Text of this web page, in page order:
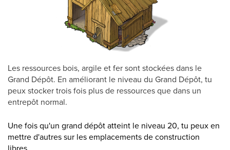
Les ressources bois, argile et fer sont stockées dans le
Grand Dépôt. En améliorant le niveau du Grand Dépôt, tu
peux stocker trois fois plus de ressources que dans un
entrepôt normal.
Une fois qu'un grand dépôt atteint le niveau 20, tu peux en
mettre d'autres sur les emplacements de construction
libres.